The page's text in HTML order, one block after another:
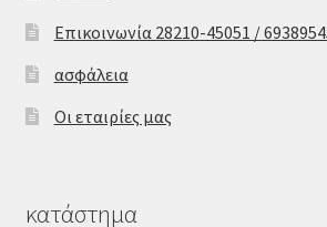
Επικοινωνία 28210-45051 /
ασφάλεια
Οι εταιρίες μας
κατάστημα